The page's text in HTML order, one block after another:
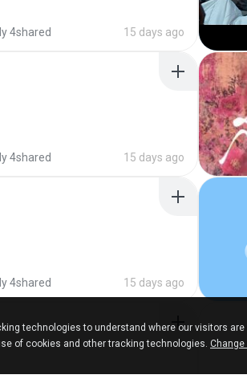
4shared 15 days ago
4shared 15 days ago
4shared 15 days ago
technologies to understand where our visitors
of cookies and other tracking technologies.